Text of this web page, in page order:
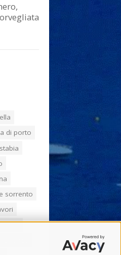
di porto
sorrento